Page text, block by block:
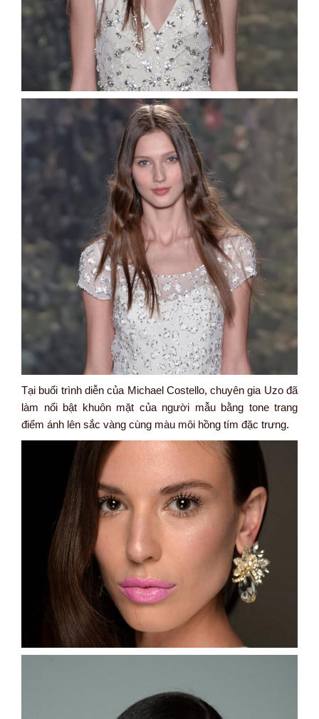
Tại buổi trình diễn của Michael Costello, chuyên gia Uzo đã
làm nổi bật khuôn mặt của người mẫu bằng tone trang
điểm ánh lên sắc vàng cùng màu môi hồng tím đặc trưng.